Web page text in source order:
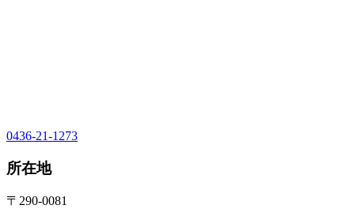
0436-21-1273
所在地
〒290-0081